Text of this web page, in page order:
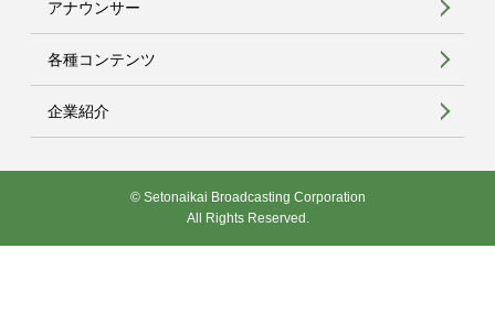
アナウンサー
各種コンテンツ
企業紹介
© Setonaikai Broadcasting Corporation
All Rights Reserved.